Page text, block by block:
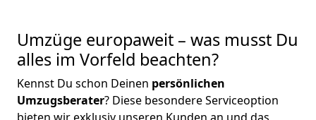
Umzüge europaweit – was musst Du
alles im Vorfeld beachten?
Kennst Du schon Deinen persönlichen
Umzugsberater? Diese besondere Serviceoption